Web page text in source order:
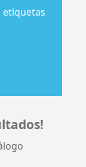
etiquetas